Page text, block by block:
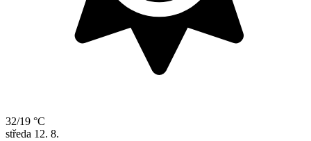
32/19 °C
středa 12. 8.